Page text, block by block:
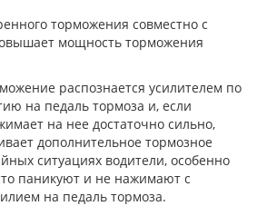
торможения совместно с
мощность торможения
распознается усилителем по
на педаль тормоза и, если
на нее достаточно сильно,
дополнительное тормозное
ситуациях водители, особенно
паникуют и не нажимают с
на педаль тормоза.